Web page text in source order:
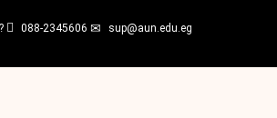
088-2345606 sup@aun.edu.eg